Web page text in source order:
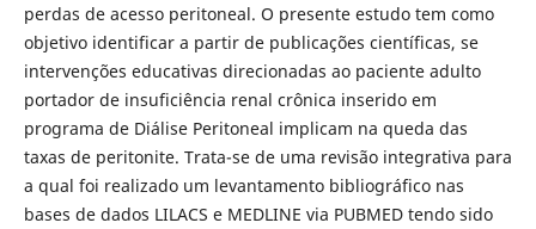
perdas de acesso peritoneal. O presente estudo tem como
objetivo identificar a partir de publicações científicas, se
intervenções educativas direcionadas ao paciente adulto
portador de insuficiência renal crônica inserido em
programa de Diálise Peritoneal implicam na queda das
taxas de peritonite. Trata-se de uma revisão integrativa para
a qual foi realizado um levantamento bibliográfico nas
bases de dados LILACS e MEDLINE via PUBMED tendo sido